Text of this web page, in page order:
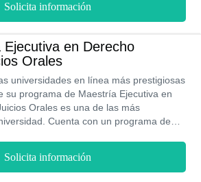
Solicita información
en Derecho
Orales
universidades en línea más prestigiosas
su programa de Maestría Ejecutiva en
Orales es una de las más
Cuenta con un programa de
en EEUU y México. Asimismo, te
hasta el 50% sobre el costo del
Solicita información